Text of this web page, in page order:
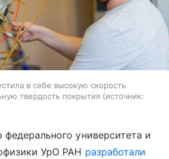
в себе высокую скорость
твердость покрытия
источник:
федерального университета и
УрО РАН разработали